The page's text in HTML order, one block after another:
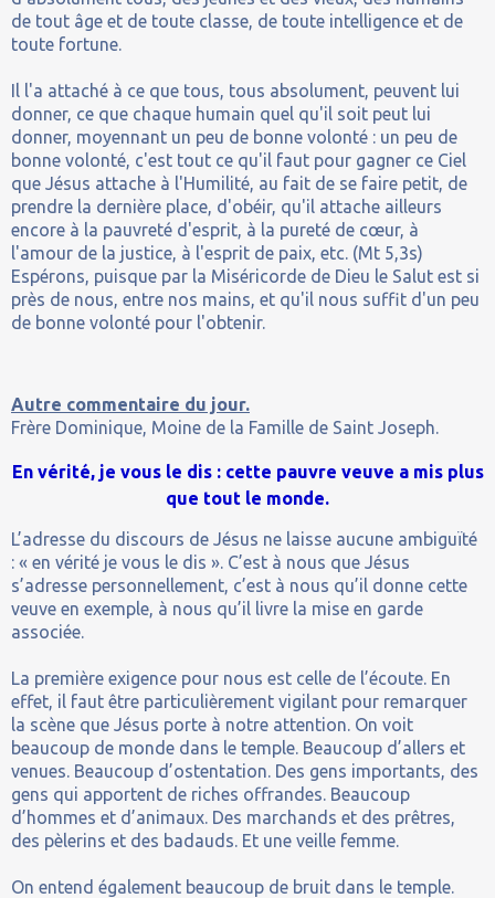
de tout âge et de toute classe, de toute intelligence et de
toute fortune.
Il l'a attaché à ce que tous, tous absolument, peuvent lui
donner, ce que chaque humain quel qu'il soit peut lui
donner, moyennant un peu de bonne volonté : un peu de
bonne volonté, c'est tout ce qu'il faut pour gagner ce Ciel
que Jésus attache à l'Humilité, au fait de se faire petit, de
prendre la dernière place, d'obéir, qu'il attache ailleurs
encore à la pauvreté d'esprit, à la pureté de cœur, à
l'amour de la justice, à l'esprit de paix, etc. (Mt 5,3s)
Espérons, puisque par la Miséricorde de Dieu le Salut est si
près de nous, entre nos mains, et qu'il nous suffit d'un peu
de bonne volonté pour l'obtenir.
Autre commentaire du jour.
Frère Dominique, Moine de la Famille de Saint Joseph.
En vérité, je vous le dis : cette pauvre veuve a mis plus
que tout le monde.
L’adresse du discours de Jésus ne laisse aucune ambiguïté
: « en vérité je vous le dis ». C’est à nous que Jésus
s’adresse personnellement, c’est à nous qu’il donne cette
veuve en exemple, à nous qu’il livre la mise en garde
associée.
La première exigence pour nous est celle de l’écoute. En
effet, il faut être particulièrement vigilant pour remarquer
la scène que Jésus porte à notre attention. On voit
beaucoup de monde dans le temple. Beaucoup d’allers et
venues. Beaucoup d’ostentation. Des gens importants, des
gens qui apportent de riches offrandes. Beaucoup
d’hommes et d’animaux. Des marchands et des prêtres,
des pèlerins et des badauds. Et une veille femme.
On entend également beaucoup de bruit dans le temple.